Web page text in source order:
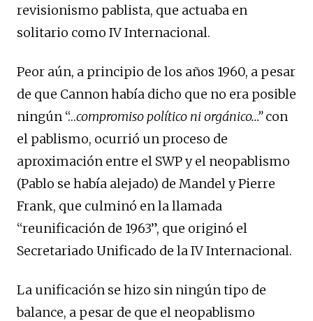
revisionismo pablista, que actuaba en
solitario como IV Internacional.
Peor aún, a principio de los años 1960, a pesar
de que Cannon había dicho que no era posible
ningún “…compromiso político ni orgánico…”con
el pablismo, ocurrió un proceso de
aproximación entre el SWP y el neopablismo
(Pablo se había alejado) de Mandel y Pierre
Frank, que culminó en la llamada
“reunificación de 1963”, que originó el
Secretariado Unificado de la IV Internacional.
La unificación se hizo sin ningún tipo de
balance, a pesar de que el neopablismo